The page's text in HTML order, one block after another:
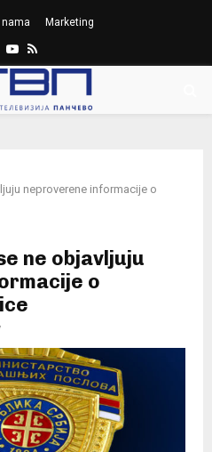
nama Marketing
Youtube
Rss
neproverene informacije o
ne objavljuju
o